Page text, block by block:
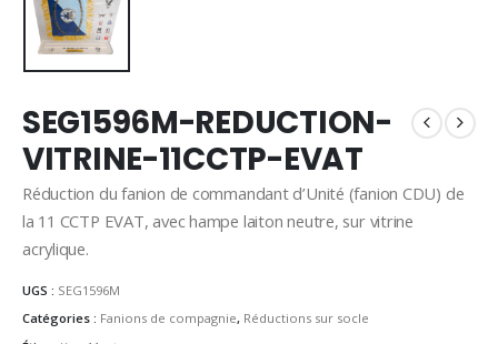
SEG1596M-REDUCTION-
VITRINE-11CCTP-EVAT
Réduction du fanion de commandant d’Unité (fanion CDU) de
la 11 CCTP EVAT, avec hampe laiton neutre, sur vitrine
acrylique.
UGS : SEG1596M
Catégories : Fanions de compagnie, Réductions sur socle